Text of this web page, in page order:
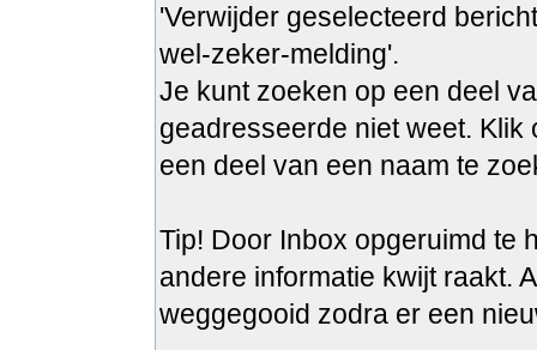
'Verwijder geselecteerd
wel-zeker-melding'.
Je kunt zoeken op een deel
geadresseerde niet weet.
een deel van een naam te
Tip! Door Inbox opgeruimd te
andere informatie kwijt raakt.
weggegooid zodra er een